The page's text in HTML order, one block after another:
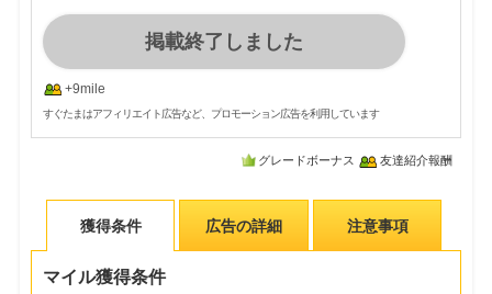
掲載終了しました
+9mile
すぐたまはアフィリエイト広告など、プロモーション広告を利用しています
グレードボーナス 友達紹介報酬
獲得条件 広告の詳細 注意事項
マイル獲得条件